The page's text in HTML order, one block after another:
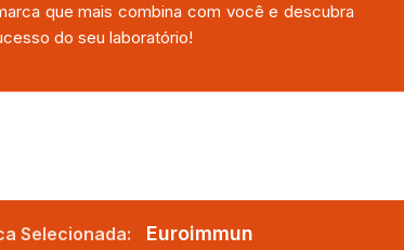
que mais combina com você e descubra
do seu laboratório!
Selecionada: Euroimmun